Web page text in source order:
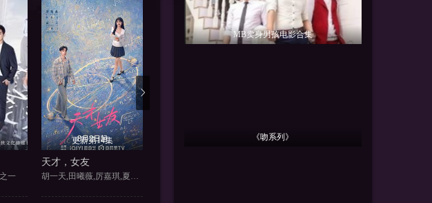
一
更新第14集
天才，女友
胡一天,田曦薇,厉嘉琪,夏浩然
MB卖身男孩电影合集
《吻系列》